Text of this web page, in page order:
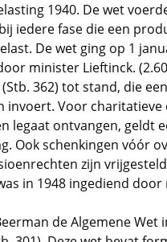
1940. De wet
iedere fase die een
De wet ging op 1
minister Lieftinck.
362) tot stand, die
invoert. Voor charitatieve
legaat ontvangen, geldt
Ook schenkingen vóór
zijn
in 1948 ingediend
de Algemene Wet